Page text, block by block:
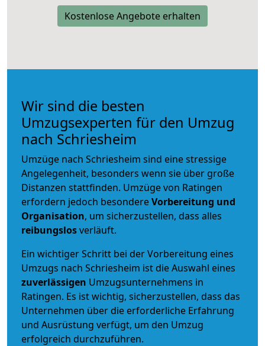
Kostenlose Angebote erhalten
Wir sind die besten
Umzugsexperten für den Umzug
nach Schriesheim
Umzüge nach Schriesheim sind eine stressige
Angelegenheit, besonders wenn sie über große
Distanzen stattfinden. Umzüge von Ratingen
erfordern jedoch besondereVorbereitung und
Organisation, um sicherzustellen, dass alles
reibungslosverläuft.
Ein wichtiger Schritt bei der Vorbereitung eines
Umzugs nach Schriesheim ist die Auswahl eines
zuverlässigen Umzugsunternehmens in
Ratingen. Es ist wichtig, sicherzustellen, dass das
Unternehmen über die erforderliche Erfahrung
und Ausrüstung verfügt, um den Umzug
erfolgreich durchzuführen.